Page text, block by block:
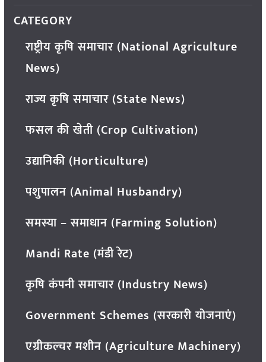
CATEGORY
राष्ट्रीय कृषि समाचार (National Agriculture
News)
राज्य कृषि समाचार (State News)
फसल की खेती (Crop Cultivation)
उद्यानिकी (Horticulture)
पशुपालन (Animal Husbandry)
समस्या – समाधान (Farming Solution)
Mandi Rate (मंडी रेट)
कृषि कंपनी समाचार (Industry News)
Government Schemes (सरकारी योजनाएं)
एग्रीकल्चर मशीन (Agriculture Machinery)